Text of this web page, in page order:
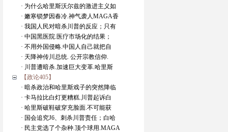
· 为什么哈里斯沃尔兹的激进主义如
· 嫩寒锁梦因春冷.神气袭人MAGA香
· 我国人民对暗杀川普的反应；只有
· 中国黑医院.医疗市场化的结果；
· 不用外国侵略.中国人自己就把自
· 天降神传川总统. 公开宗教信仰.
· 川普遭暗杀.加速巨大变革.哈里斯
【政论405】
· 暗杀政治和哈里斯戏子的突然降临
· 卡马拉比白灯更糟糕.川普起诉白
· 哈里斯破鞋破穿充脸面.不可能获
· 国会追究J6、刺杀川普责任；白哈
· 民主党选了个杂种.顶个球用.MAGA